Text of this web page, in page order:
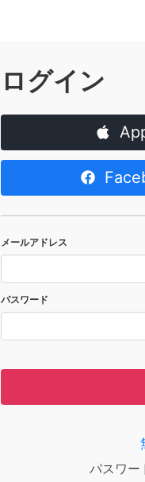
ログイン
メールアドレス
パスワード
パスワー